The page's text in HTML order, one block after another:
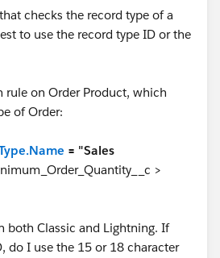
checks the record type of a
to use the record type ID or the
rule on Order Product, which
of Order:
= "Sales
>
both Classic and Lightning. If
do I use the 15 or 18 character